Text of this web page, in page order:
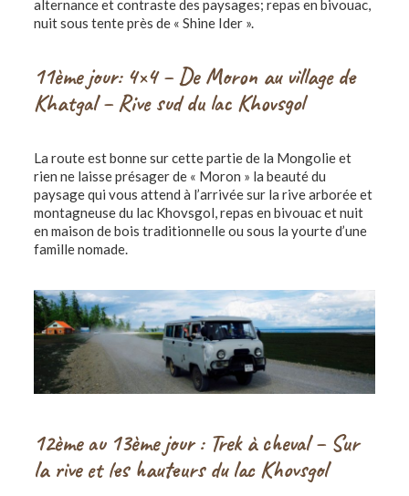
alternance et contraste des paysages; repas en bivouac,
nuit sous tente près de « Shine Ider ».
11ème jour: 4×4 – De Moron au village de
Khatgal – Rive sud du lac Khovsgol
La route est bonne sur cette partie de la Mongolie et
rien ne laisse présager de « Moron » la beauté du
paysage qui vous attend à l’arrivée sur la rive arborée et
montagneuse du lac Khovsgol, repas en bivouac et nuit
en maison de bois traditionnelle ou sous la yourte d’une
famille nomade.
12ème au 13ème jour : Trek à cheval – Sur
la rive et les hauteurs du lac Khovsgol